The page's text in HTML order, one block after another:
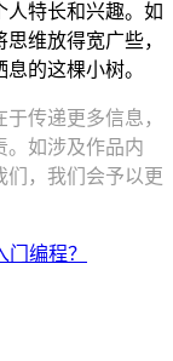
人特长和兴趣。如
维放得宽广些，
的这棵小树。
传递更多信息，
。如涉及作品内
们，我们会予以更
编程？